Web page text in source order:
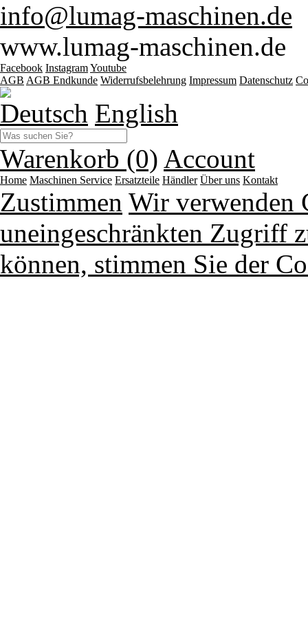
info@lumag-maschinen.de
www.lumag-maschinen.de
Facebook InstagramYoutube
AGB AGB Endkunde Widerrufsbelehrung Impressum Datenschutz
Deutsch English
Warenkorb (0) Account
Home Maschinen Service Ersatzteile Händler Über uns Kontakt
Zustimmen Wir verwenden
uneingeschränkten Zugriff
können, stimmen Sie der